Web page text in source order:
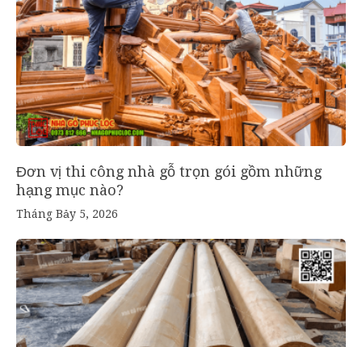
Đơn vị thi công nhà gỗ trọn gói gồm những
hạng mục nào?
Tháng Bảy 5, 2026